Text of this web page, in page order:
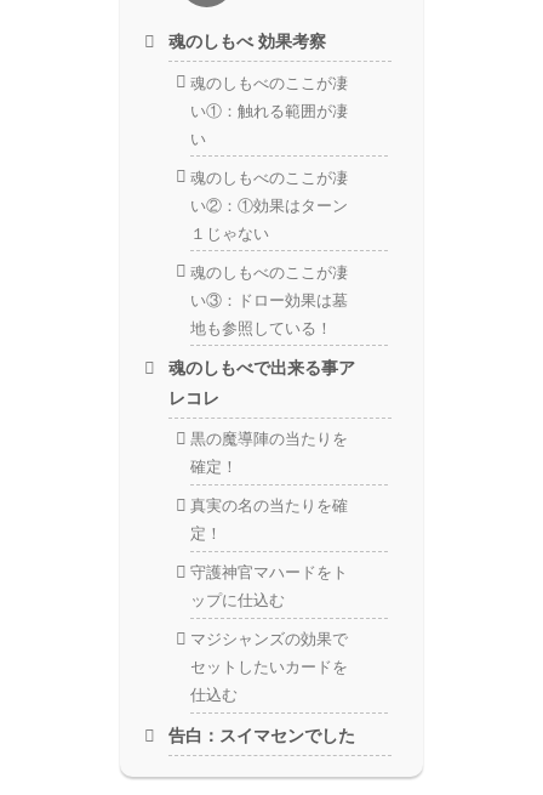
魂のしもべ 効果考察
魂のしもべのここが凄
い①：触れる範囲が凄
い
魂のしもべのここが凄
い②：①効果はターン
１じゃない
魂のしもべのここが凄
い③：ドロー効果は墓
地も参照している！
魂のしもべで出来る事ア
レコレ
黒の魔導陣の当たりを
確定！
真実の名の当たりを確
定！
守護神官マハードをト
ップに仕込む
マジシャンズの効果で
セットしたいカードを
仕込む
告白：スイマセンでした